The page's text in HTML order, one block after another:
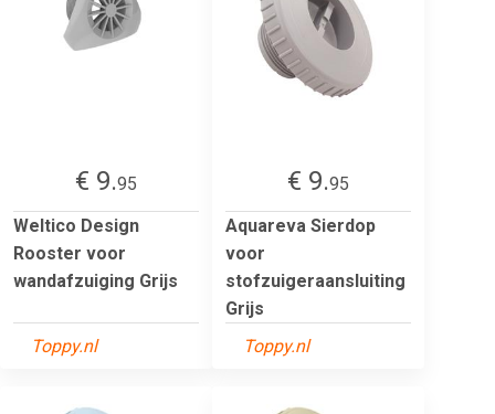
€ 9.95
Weltico Design
Rooster voor
wandafzuiging Grijs
Toppy.nl
€ 9.95
Aquareva Sierdop
voor
stofzuigeraansluiting
Grijs
Toppy.nl